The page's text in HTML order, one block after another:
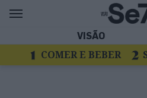
VISÃO
COMER E BEBER